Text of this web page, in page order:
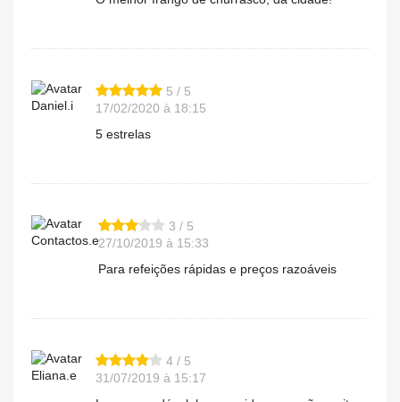
Daniel.i
5 / 5
17/02/2020 à 18:15
5 estrelas
Contactos.e
3 / 5
27/10/2019 à 15:33
Para refeições rápidas e preços razoáveis
Eliana.e
4 / 5
31/07/2019 à 15:17